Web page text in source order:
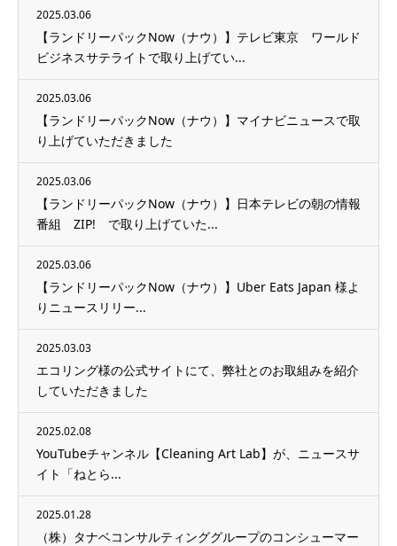
2025.03.06
【ランドリーパックNow（ナウ）】テレビ東京 ワールド
ビジネスサテライトで取り上げてい...
2025.03.06
【ランドリーパックNow（ナウ）】マイナビニュースで取
り上げていただきました
2025.03.06
【ランドリーパックNow（ナウ）】日本テレビの朝の情報
番組 ZIP! で取り上げていた...
2025.03.06
【ランドリーパックNow（ナウ）】Uber Eats Japan 様よ
りニュースリリー...
2025.03.03
エコリング様の公式サイトにて、弊社とのお取組みを紹介
していただきました
2025.02.08
YouTubeチャンネル【Cleaning Art Lab】が、ニュースサ
イト「ねとら...
2025.01.28
（株）タナベコンサルティンググループのコンシューマー